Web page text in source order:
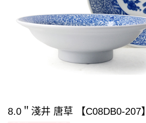
8.0＂淺井 唐草 【C08DB0-207】